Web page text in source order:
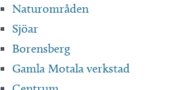
Naturområden
Sjöar
Borensberg
Gamla Motala verkstad